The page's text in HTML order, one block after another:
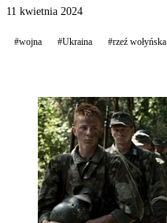
11 kwietnia 2024
#wojna #Ukraina #rzeź wołyńska